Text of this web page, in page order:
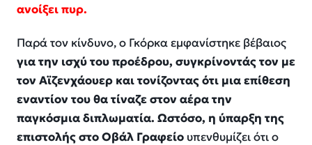
ανοίξει πυρ.
Παρά τον κίνδυνο, ο Γκόρκα εμφανίστηκε βέβαιος
για την ισχύ του προέδρου, συγκρίνοντάς τον με
τον Αϊζενχάουερ και τονίζοντας ότι μια επίθεση
εναντίον του θα τίναζε στον αέρα την
παγκόσμια διπλωματία. Ωστόσο, η ύπαρξη της
επιστολής στο Οβάλ Γραφείο υπενθυμίζει ότι ο